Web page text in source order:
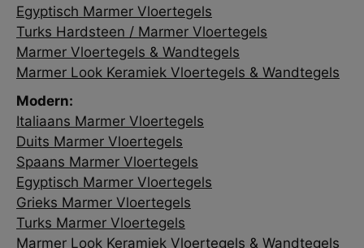
Egyptisch Marmer Vloertegels
Turks Hardsteen / Marmer Vloertegels
Marmer Vloertegels & Wandtegels
Marmer Look Keramiek Vloertegels & Wandtegels
Modern:
Italiaans Marmer Vloertegels
Duits Marmer Vloertegels
Spaans Marmer Vloertegels
Egyptisch Marmer Vloertegels
Grieks Marmer Vloertegels
Turks Marmer Vloertegels
Marmer Look Keramiek Vloertegels & Wandtegels